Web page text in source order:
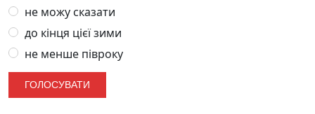
не можу сказати
до кінця цієї зими
не менше півроку